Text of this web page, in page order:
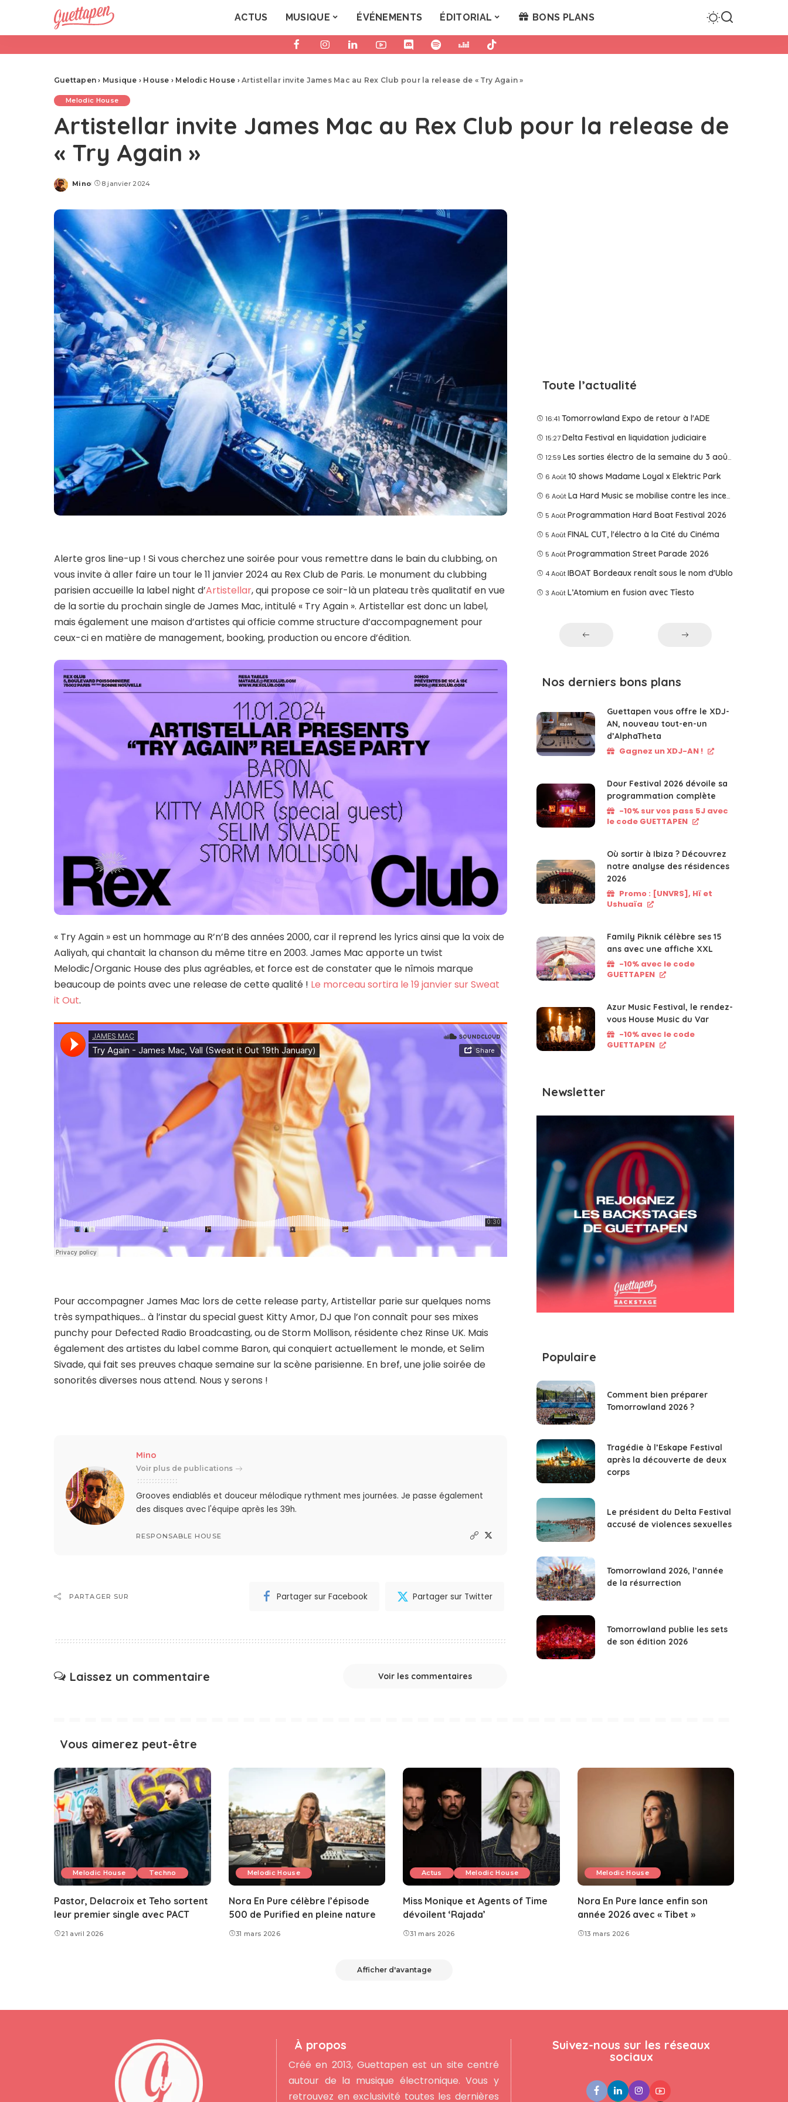
ACTUS MUSIQUE ÉVÉNEMENTS ÉDITORIAL BONS PLANS
Guettapen › Musique › House › Melodic House ›Artistellar invite James Mac au Rex Club pour la release de « Try Again »
Melodic House
Artistellar invite James Mac au Rex Club pour la release de
« Try Again »
Posted
Mino 8 janvier 2024
Alerte gros line-up ! Si vous cherchez une soirée pour vous remettre dans le bain du clubbing, on
vous invite à aller faire un tour le 11 janvier 2024 au Rex Club de Paris. Le monument du clubbing
parisien accueille la label night d’Artistellar, qui propose ce soir-là un plateau très qualitatif en vue
de la sortie du prochain single de James Mac, intitulé « Try Again ». Artistellar est donc un label,
mais également une maison d’artistes qui officie comme structure d’accompagnement pour
ceux-ci en matière de management, booking, production ou encore d’édition.
« Try Again » est un hommage au R’n’B des années 2000, car il reprend les lyrics ainsi que la voix de
Aaliyah, qui chantait la chanson du même titre en 2003. James Mac apporte un twist
Melodic/Organic House des plus agréables, et force est de constater que le nîmois marque
beaucoup de points avec une release de cette qualité ! Le morceau sortira le 19 janvier sur Sweat
it Out.
Pour accompagner James Mac lors de cette release party, Artistellar parie sur quelques noms
très sympathiques… à l’instar du special guest Kitty Amor, DJ que l’on connaît pour ses mixes
punchy pour Defected Radio Broadcasting, ou de Storm Mollison, résidente chez Rinse UK. Mais
également des artistes du label comme Baron, qui conquiert actuellement le monde, et Selim
Sivade, qui fait ses preuves chaque semaine sur la scène parisienne. En bref, une jolie soirée de
sonorités diverses nous attend. Nous y serons !
Mino
Voir plus de publications
Grooves endiablés et douceur mélodique rythment mes journées. Je passe également
des disques avec l'équipe après les 39h.
RESPONSABLE HOUSE
PARTAGER SUR Partager sur Facebook Partager sur Twitter
Laissez un commentaire Voir les commentaires
Toute l’actualité
16:41 Tomorrowland Expo de retour à l'ADE
15:27 Delta Festival en liquidation judiciaire
12:59 Les sorties électro de la semaine du 3 août 2026
6 Août 10 shows Madame Loyal x Elektric Park
6 Août La Hard Music se mobilise contre les incendies
5 Août Programmation Hard Boat Festival 2026
5 Août FINAL CUT, l'électro à la Cité du Cinéma
5 Août Programmation Street Parade 2026
4 Août IBOAT Bordeaux renaît sous le nom d'Ublo
3 Août L’Atomium en fusion avec Tîesto
Nos derniers bons plans
Guettapen vous offre le XDJ-
AN, nouveau tout-en-un
d’AlphaTheta
Gagnez un XDJ-AN !
Dour Festival 2026 dévoile sa
programmation complète
-10% sur vos pass 5J avec
le code GUETTAPEN
Où sortir à Ibiza ? Découvrez
notre analyse des résidences
2026
Promo : [UNVRS], Hï et
Ushuaïa
Family Piknik célèbre ses 15
ans avec une affiche XXL
-10% avec le code
GUETTAPEN
Azur Music Festival, le rendez-
vous House Music du Var
-10% avec le code
GUETTAPEN
Newsletter
Populaire
Comment bien préparer
Tomorrowland 2026 ?
Tragédie à l’Eskape Festival
après la découverte de deux
corps
Le président du Delta Festival
accusé de violences sexuelles
Tomorrowland 2026, l’année
de la résurrection
Tomorrowland publie les sets
de son édition 2026
Vous aimerez peut-être
Melodic House Techno
Pastor, Delacroix et Teho sortent
leur premier single avec PACT
21 avril 2026
Melodic House
Nora En Pure célèbre l’épisode
500 de Purified en pleine nature
31 mars 2026
Actus Melodic House
Miss Monique et Agents of Time
dévoilent ‘Rajada’
31 mars 2026
Melodic House
Nora En Pure lance enfin son
année 2026 avec « Tibet »
13 mars 2026
Afficher d'avantage
À propos
Créé en 2013, Guettapen est un site centré
autour de la musique électronique. Vous y
retrouvez en exclusivité toutes les dernières
Suivez-nous sur les réseaux
sociaux